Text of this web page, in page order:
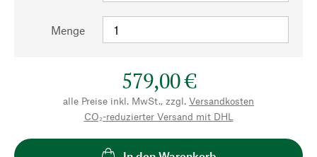
Menge
579,00 €
alle Preise inkl. MwSt., zzgl. Versandkosten
CO₂-reduzierter Versand mit DHL